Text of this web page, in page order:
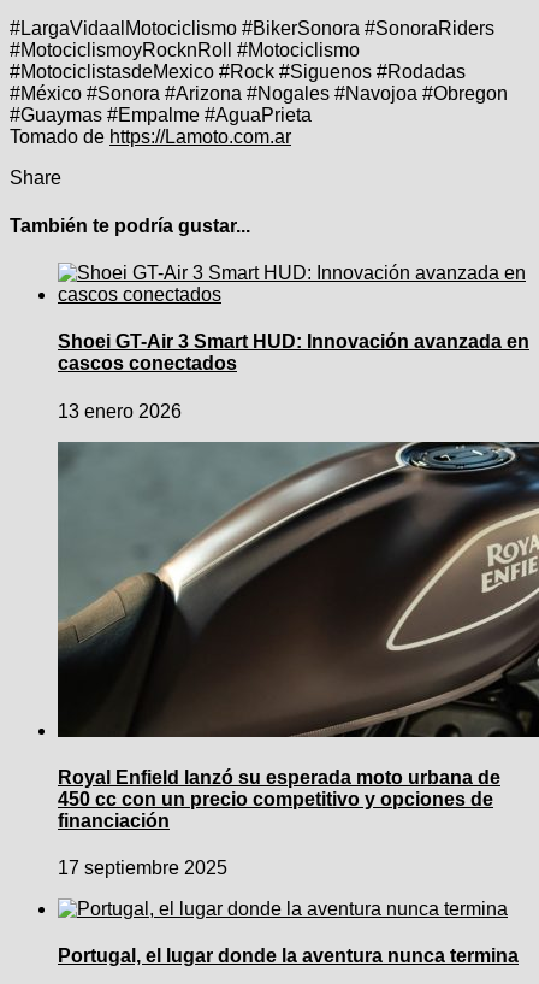
#LargaVidaalMotociclismo #BikerSonora #SonoraRiders
#MotociclismoyRocknRoll #Motociclismo
#MotociclistasdeMexico #Rock #Siguenos #Rodadas
#México #Sonora #Arizona #Nogales #Navojoa #Obregon
#Guaymas #Empalme #AguaPrieta
Tomado de https://Lamoto.com.ar
Share
También te podría gustar...
Shoei GT-Air 3 Smart HUD: Innovación avanzada en
cascos conectados
13 enero 2026
Royal Enfield lanzó su esperada moto urbana de
450 cc con un precio competitivo y opciones de
financiación
17 septiembre 2025
Portugal, el lugar donde la aventura nunca termina